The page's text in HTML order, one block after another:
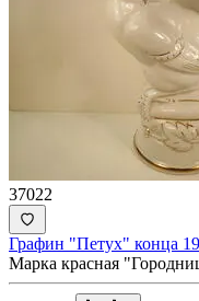
37022
Графин "Петух" конца
Марка красная